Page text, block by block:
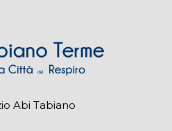
Abi Tabiano